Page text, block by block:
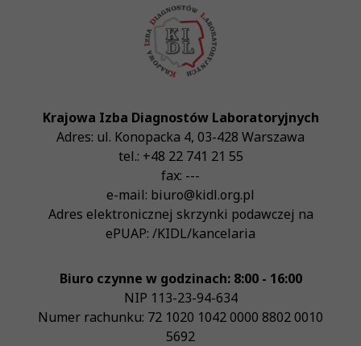
Krajowa Izba Diagnostów Laboratoryjnych
Adres: ul. Konopacka 4, 03-428 Warszawa
tel.: +48 22 741 21 55
fax: ---
e-mail: biuro@kidl.org.pl
Adres elektronicznej skrzynki podawczej na
ePUAP: /KIDL/kancelaria
Biuro czynne w godzinach: 8:00 - 16:00
NIP 113-23-94-634
Numer rachunku: 72 1020 1042 0000 8802 0010
5692